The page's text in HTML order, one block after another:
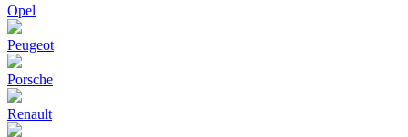
Opel
Peugeot
Porsche
Renault